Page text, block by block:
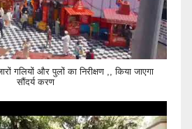
गलियों और पुलों का निरीक्षण ,, किया जाएगा
सौंदर्य करण